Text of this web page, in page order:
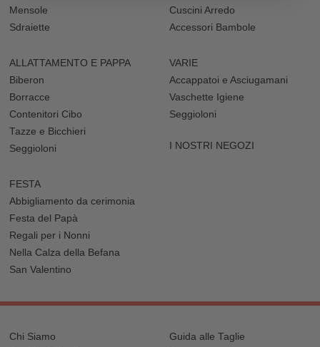
Mensole
Sdraiette
Cuscini Arredo
Accessori Bambole
ALLATTAMENTO E PAPPA
Biberon
Borracce
Contenitori Cibo
Tazze e Bicchieri
Seggioloni
VARIE
Accappatoi e Asciugamani
Vaschette Igiene
Seggioloni
I NOSTRI NEGOZI
FESTA
Abbigliamento da cerimonia
Festa del Papà
Regali per i Nonni
Nella Calza della Befana
San Valentino
Chi Siamo
Guida alle Taglie